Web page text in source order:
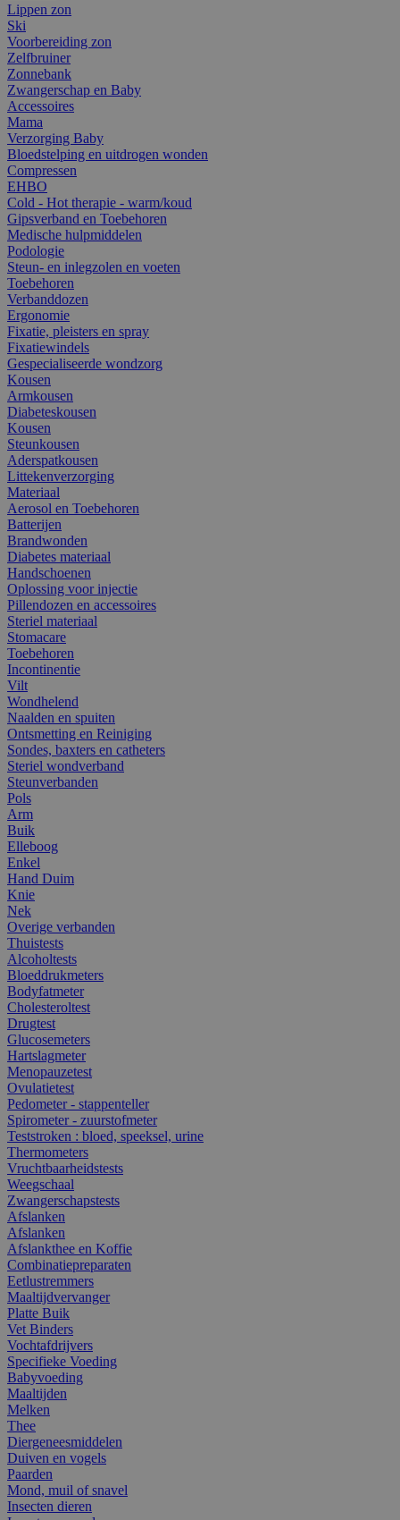
Lippen zon
Ski
Voorbereiding zon
Zelfbruiner
Zonnebank
Zwangerschap en Baby
Accessoires
Mama
Verzorging Baby
Bloedstelping en uitdrogen wonden
Compressen
EHBO
Cold - Hot therapie - warm/koud
Gipsverband en Toebehoren
Medische hulpmiddelen
Podologie
Steun- en inlegzolen en voeten
Toebehoren
Verbanddozen
Ergonomie
Fixatie, pleisters en spray
Fixatiewindels
Gespecialiseerde wondzorg
Kousen
Armkousen
Diabeteskousen
Kousen
Steunkousen
Aderspatkousen
Littekenverzorging
Materiaal
Aerosol en Toebehoren
Batterijen
Brandwonden
Diabetes materiaal
Handschoenen
Oplossing voor injectie
Pillendozen en accessoires
Steriel materiaal
Stomacare
Toebehoren
Incontinentie
Vilt
Wondhelend
Naalden en spuiten
Ontsmetting en Reiniging
Sondes, baxters en catheters
Steriel wondverband
Steunverbanden
Pols
Arm
Buik
Elleboog
Enkel
Hand Duim
Knie
Nek
Overige verbanden
Thuistests
Alcoholtests
Bloeddrukmeters
Bodyfatmeter
Cholesteroltest
Drugtest
Glucosemeters
Hartslagmeter
Menopauzetest
Ovulatietest
Pedometer - stappenteller
Spirometer - zuurstofmeter
Teststroken : bloed, speeksel, urine
Thermometers
Vruchtbaarheidstests
Weegschaal
Zwangerschapstests
Afslanken
Afslanken
Afslankthee en Koffie
Combinatiepreparaten
Eetlustremmers
Maaltijdvervanger
Platte Buik
Vet Binders
Vochtafdrijvers
Specifieke Voeding
Babyvoeding
Maaltijden
Melken
Thee
Diergeneesmiddelen
Duiven en vogels
Paarden
Mond, muil of snavel
Insecten dieren